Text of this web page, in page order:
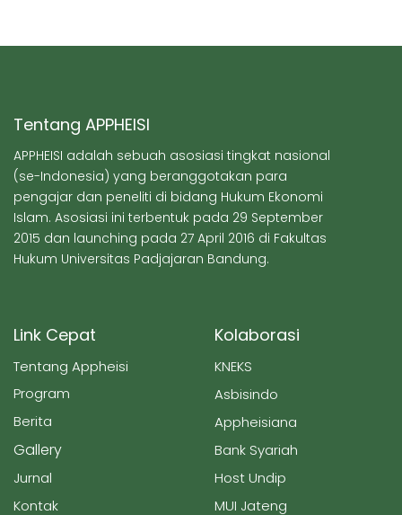
Tentang APPHEISI
APPHEISI adalah sebuah asosiasi tingkat nasional
(se-Indonesia) yang beranggotakan para
pengajar dan peneliti di bidang Hukum Ekonomi
Islam. Asosiasi ini terbentuk pada 29 September
2015 dan launching pada 27 April 2016 di Fakultas
Hukum Universitas Padjajaran Bandung.
Link Cepat
Tentang Appheisi
Program
Berita
Gallery
Jurnal
Kontak
Kolaborasi
KNEKS
Asbisindo
Appheisiana
Bank Syariah
Host Undip
MUI Jateng